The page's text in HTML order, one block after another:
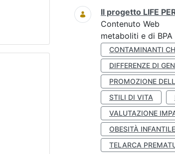
Ricerca
Il progetto LIFE
Contenuto Web
metaboliti e di
CONTAMINANTI
DIFFERENZE DI
PROMOZIONE
STILI DI VITA
VALUTAZIONE
OBESITÀ INFANTILE
TELARCA